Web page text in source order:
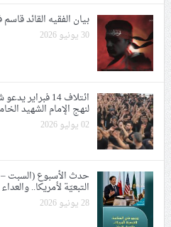
بيان الفقيه القائد
30 يونيو 2026
ائتلاف 14
لنهج الإمام الشهيد
02 يوليو 2026
التبعيّة لأمريكا..
28 يونيو 2026